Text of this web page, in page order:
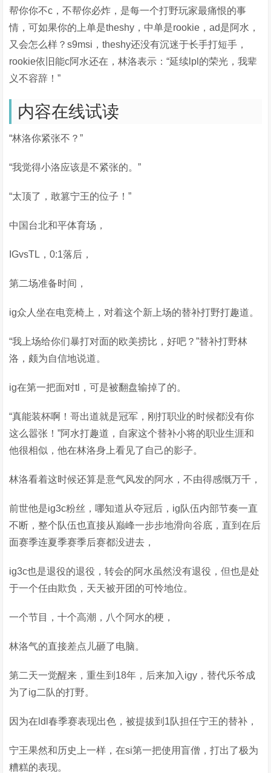
帮你你不c，不帮你必炸，是每一个打野玩家最痛恨的事
情，可如果你的上单是theshy，中单是rookie，ad是阿水，
又会怎么样？s9msi，theshy还没有沉迷于长手打短手，
rookie依旧能c阿水还在，林洛表示：“延续lpl的荣光，我辈
义不容辞！”
内容在线试读
“林洛你紧张不？”
“我觉得小洛应该是不紧张的。”
“太顶了，敢篡宁王的位子！”
中国台北和平体育场，
IGvsTL，0:1落后，
第二场准备时间，
ig众人坐在电竞椅上，对着这个新上场的替补打野打趣道。
“我上场给你们暴打对面的欧美捞比，好吧？”替补打野林
洛，颇为自信地说道。
ig在第一把面对tl，可是被翻盘输掉了的。
“真能装杯啊！哥出道就是冠军，刚打职业的时候都没有你
这么嚣张！”阿水打趣道，自家这个替补小将的职业生涯和
他很相似，他在林洛身上看见了自己的影子。
林洛看着这时候还算是意气风发的阿水，不由得感慨万千，
前世他是ig3c粉丝，哪知道从夺冠后，ig队伍内部节奏一直
不断，整个队伍也直接从巅峰一步步地滑向谷底，直到在后
面赛季连夏季赛季后赛都没进去，
ig3c也是退役的退役，转会的阿水虽然没有退役，但也是处
于一个任由欺负，天天被开团的可怜地位。
一个节目，十个高潮，八个阿水的梗，
林洛气的直接差点儿砸了电脑。
第二天一觉醒来，重生到18年，后来加入igy，替代乐爷成
为了ig二队的打野。
因为在ldl春季赛表现出色，被提拔到1队担任宁王的替补，
宁王果然和历史上一样，在si第一把使用盲僧，打出了极为
糟糕的表现。